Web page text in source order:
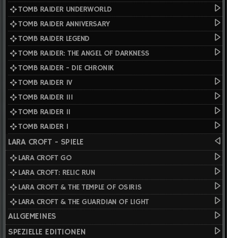
TOMB RAIDER UNDERWORLD
TOMB RAIDER ANNIVERSARY
TOMB RAIDER LEGEND
TOMB RAIDER: THE ANGEL OF DARKNESS
TOMB RAIDER - DIE CHRONIK
TOMB RAIDER IV
TOMB RAIDER III
TOMB RAIDER II
TOMB RAIDER I
LARA CROFT - SPIELE
LARA CROFT GO
LARA CROFT: RELIC RUN
LARA CROFT & THE TEMPLE OF OSIRIS
LARA CROFT & THE GUARDIAN OF LIGHT
ALLGEMEINES
SPEZIELLE EDITIONEN